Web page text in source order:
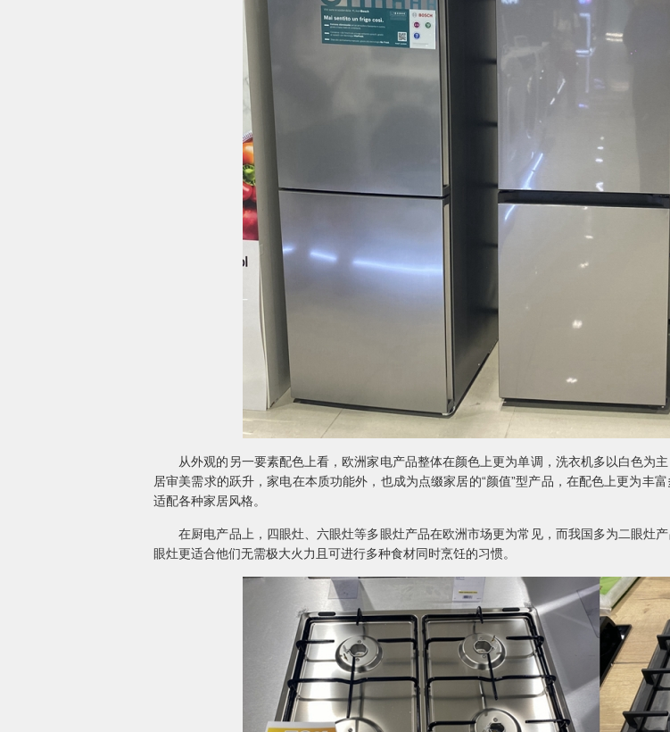
从外观的另一要素配色上看，欧洲家电产品整体在颜色上更为单调，洗衣机多以白色为
居审美需求的跃升，家电在本质功能外，也成为点缀家居的“颜值”型产品，在配色上更为丰
适配各种家居风格。
在厨电产品上，四眼灶、六眼灶等多眼灶产品在欧洲市场更为常见，而我国多为二眼灶
眼灶更适合他们无需极大火力且可进行多种食材同时烹饪的习惯。